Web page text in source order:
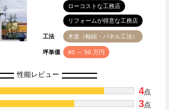
ローコストな工務店
リフォームが得意な工務店
工法 木造（軸組・パネル工法）
坪単価 40 ～ 50 万円
性能レビュー
4点
3点